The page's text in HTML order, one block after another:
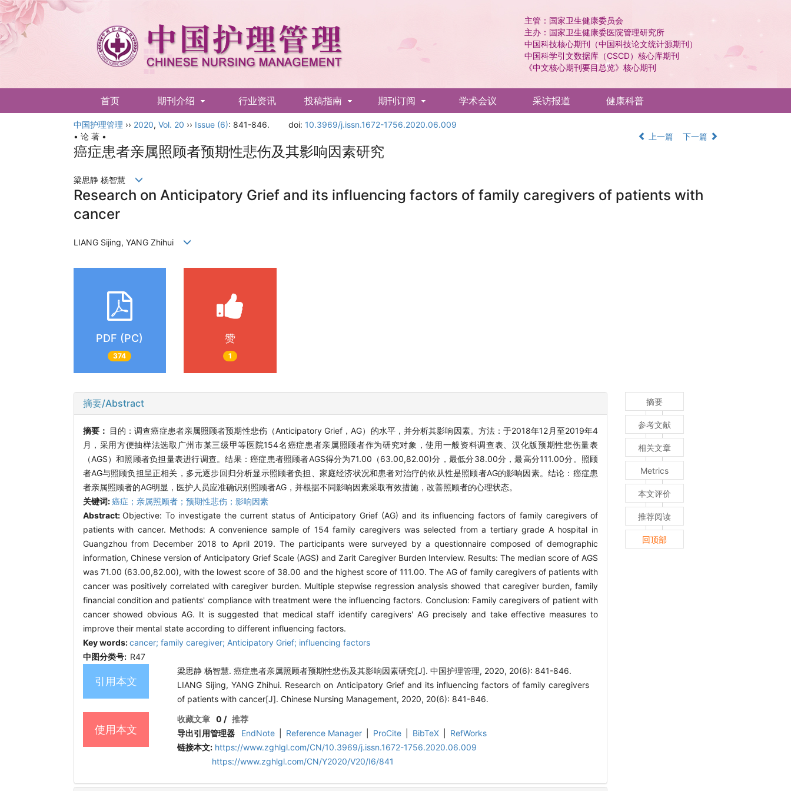
主管：国家卫生健康委员会
主办：国家卫生健康委医院管理研究所
中国科技核心期刊（中国科技论文统计源期刊）
中国科学引文数据库（CSCD）核心库期刊
《中文核心期刊要目总览》核心期刊
首页 期刊介绍 行业资讯 投稿指南 期刊订阅 学术会议 采访报道 健康科普
English
中国护理管理 ›› 2020, Vol. 20 ›› Issue (6): 841-846. doi: 10.3969/j.issn.1672-1756.2020.06.009
• 论 著 •
上一篇 下一篇
癌症患者亲属照顾者预期性悲伤及其影响因素研究
梁思静 杨智慧
Research on Anticipatory Grief and its influencing factors of family caregivers of patients with
cancer
LIANG Sijing, YANG Zhihui
PDF (PC)
374
赞
1
摘要/Abstract
摘要： 目的：调查癌症患者亲属照顾者预期性悲伤（Anticipatory Grief，AG）的水平，并分析其影响因素。方法：于2018年12月至2019年4
月，采用方便抽样法选取广州市某三级甲等医院154名癌症患者亲属照顾者作为研究对象，使用一般资料调查表、汉化版预期性悲伤量表
（AGS）和照顾者负担量表进行调查。结果：癌症患者照顾者AGS得分为71.00（63.00,82.00)分，最低分38.00分，最高分111.00分。照顾
者AG与照顾负担呈正相关，多元逐步回归分析显示照顾者负担、家庭经济状况和患者对治疗的依从性是照顾者AG的影响因素。结论：癌症患
者亲属照顾者的AG明显，医护人员应准确识别照顾者AG，并根据不同影响因素采取有效措施，改善照顾者的心理状态。
关键词:癌症；亲属照顾者；预期性悲伤；影响因素
Abstract:Objective: To investigate the current status of Anticipatory Grief (AG) and its influencing factors of family caregivers of
patients with cancer. Methods: A convenience sample of 154 family caregivers was selected from a tertiary grade A hospital in
Guangzhou from December 2018 to April 2019. The participants were surveyed by a questionnaire composed of demographic
information, Chinese version of Anticipatory Grief Scale (AGS) and Zarit Caregiver Burden Interview. Results: The median score of AGS
was 71.00 (63.00,82.00), with the lowest score of 38.00 and the highest score of 111.00. The AG of family caregivers of patients with
cancer was positively correlated with caregiver burden. Multiple stepwise regression analysis showed that caregiver burden, family
financial condition and patients' compliance with treatment were the influencing factors. Conclusion: Family caregivers of patient with
cancer showed obvious AG. It is suggested that medical staff identify caregivers' AG precisely and take effective measures to
improve their mental state according to different influencing factors.
Key words:cancer; family caregiver; Anticipatory Grief; influencing factors
中图分类号: R47
引用本文
梁思静 杨智慧. 癌症患者亲属照顾者预期性悲伤及其影响因素研究[J]. 中国护理管理, 2020, 20(6): 841-846.
LIANG Sijing, YANG Zhihui. Research on Anticipatory Grief and its influencing factors of family caregivers
of patients with cancer[J]. Chinese Nursing Management, 2020, 20(6): 841-846.
使用本文
收藏文章 0 /推荐
导出引用管理器
EndNote Reference Manager ProCite BibTeX
RefWorks
链接本文: https://www.zghlgl.com/CN/10.3969/j.issn.1672-1756.2020.06.009
https://www.zghlgl.com/CN/Y2020/V20/I6/841
摘要
参考文献
相关文章
Metrics
本文评价
推荐阅读
回顶部